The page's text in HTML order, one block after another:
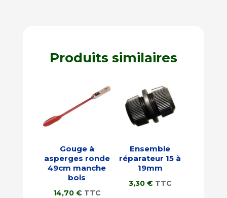
Produits similaires
Gouge à
asperges ronde
49cm manche
bois
14,70 € TTC
Ensemble
réparateur 15 à
19mm
3,30 € TTC